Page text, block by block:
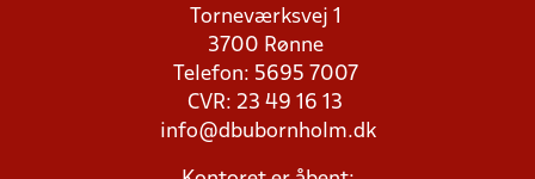
Torneværksvej 1
3700 Rønne
Telefon: 5695 7007
CVR: 23 49 16 13
info@dbubornholm.dk